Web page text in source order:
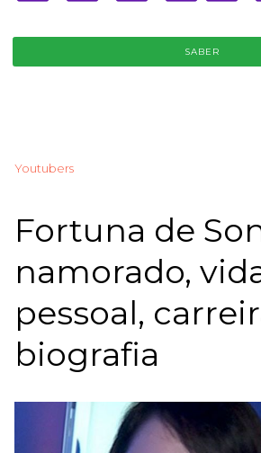
SABER
Youtubers
Fortuna de
namorado,
pessoal,
biografia